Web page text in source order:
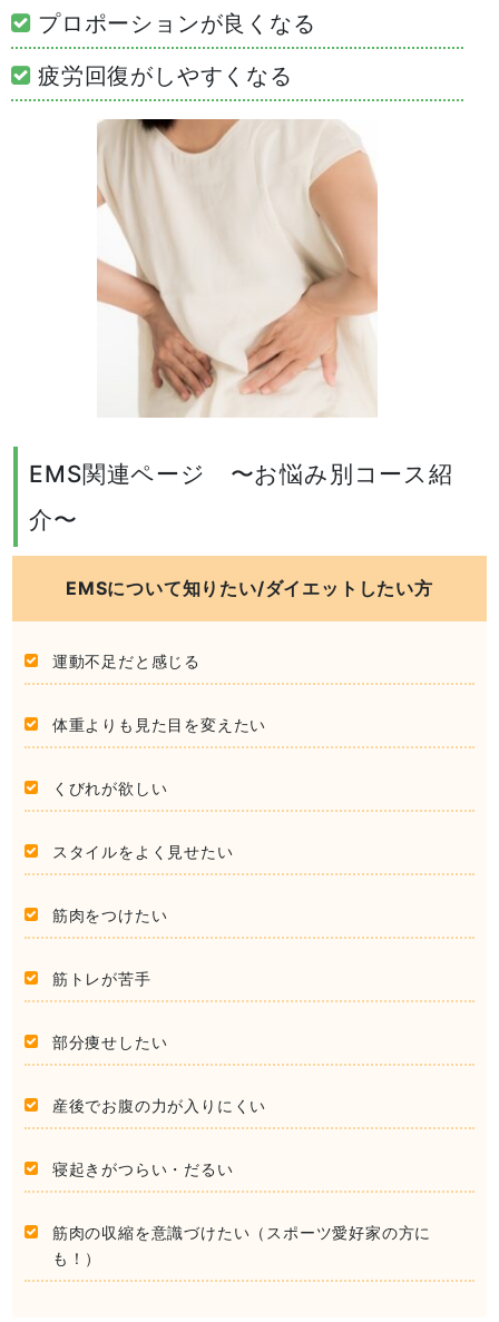
プロポーションが良くなる
疲労回復がしやすくなる
EMS関連ページ 〜お悩み別コース紹
介〜
EMSについて知りたい/ダイエットしたい方
運動不足だと感じる
体重よりも見た目を変えたい
くびれが欲しい
スタイルをよく見せたい
筋肉をつけたい
筋トレが苦手
部分痩せしたい
産後でお腹の力が入りにくい
寝起きがつらい・だるい
筋肉の収縮を意識づけたい（スポーツ愛好家の方に
も！）